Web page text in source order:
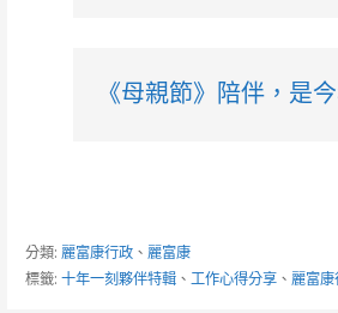
《母親節》陪伴，是
分類: 麗富康行政、 麗富康
標籤: 十年一刻夥伴特輯、 工作心得分享、 麗富